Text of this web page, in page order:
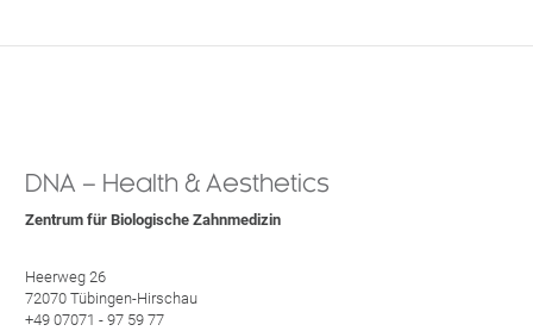
DNA – Health & Aesthetics
Zentrum für Biologische Zahnmedizin
Heerweg 26
72070 Tübingen-Hirschau
+49 07071 - 97 59 77